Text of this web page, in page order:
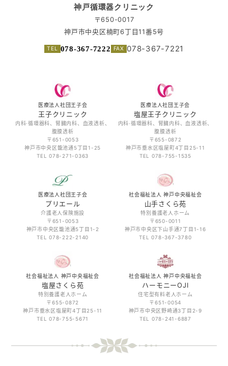
神戸循環器クリニック
〒650-0017
神戸市中央区楠町6丁目11番5号
078-367-7222 078-367-7221
医療法人社団王子会
王子クリニック
内科·循環器科、腎臓内科、血液透析、
腹膜透析
〒651-0053
神戸市中央区籠池通5丁目1-25
TEL 078-271-0363
医療法人社団王子会
塩屋王子クリニック
内科·循環器科、腎臓内科、血液透析、
腹膜透析
〒655-0872
神戸市垂水区塩屋町4丁目25-11
TEL 078-755-1535
医療法人社団王子会
プリエール
介護老人保険施設
〒651-0053
神戸市中央区籠池通5丁目1-2
TEL 078-222-2140
社会福祉法人 神戸中央福祉会
山手さくら苑
特別養護老人ホーム
〒650-0011
神戸市中央区下山手通7丁目1-16
TEL 078-367-3780
社会福祉法人 神戸中央福祉会
塩屋さくら苑
特別養護老人ホーム
〒655-0872
神戸市垂水区塩屋町4丁目25-11
TEL 078-755-5671
社会福祉法人 神戸中央福祉会
ハーモニーOJI
住宅型有料老人ホーム
〒651-0054
神戸市中央区野崎通3丁目2-9
TEL 078-241-6887